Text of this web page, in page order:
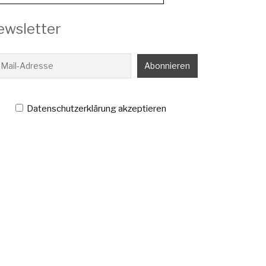
Datenschutzerklärung akzeptieren